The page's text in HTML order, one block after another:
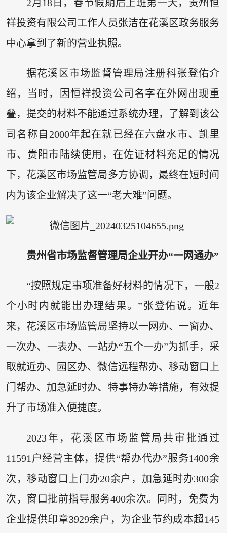
2月18日，春节假期后上班第一天，贵州恒
祥投资有限公司工作人员张洁在花溪区政务服务
中心拿到了新的营业执照。
据花溪区市场监督管理局注册科张登佑介
绍，当时，因恒祥投资公司名字在外网出现重
叠，提交的材料不能通过系统办理，了解到该公
司名称自2000年起在就已经在六盘水市、凯里
市、贵阳市陆续使用，在佐证材料充足的情况
下，花溪区市场监管局多方协调，最终在短时间
内为该企业解决了这一“老大难”问题。
贵州省市场监督管理局企业开办“一网通办”
“按照规定事项准备好材料的情况下，一般2
个小时内就能出办理结果。”张登佑说。近年
来，花溪区市场监管局坚持以一网办、一窗办、
一次办、一表办、一站办“五个一办”为抓手，采
取就近办、园区办、微信远程帮办、移动窗口上
门帮办、加急延时办、特事特办等措施，有效提
升了市场准入便捷度。
2023年，花溪区市场监管局共审批通过
11591户经营主体，提供“帮办代办”服务1400余
次，移动窗口上门办20余户，加急延时办300余
次，窗口批前指导服务400余次。同时，免费为
企业提供印章3929余户，为企业节约成本超145